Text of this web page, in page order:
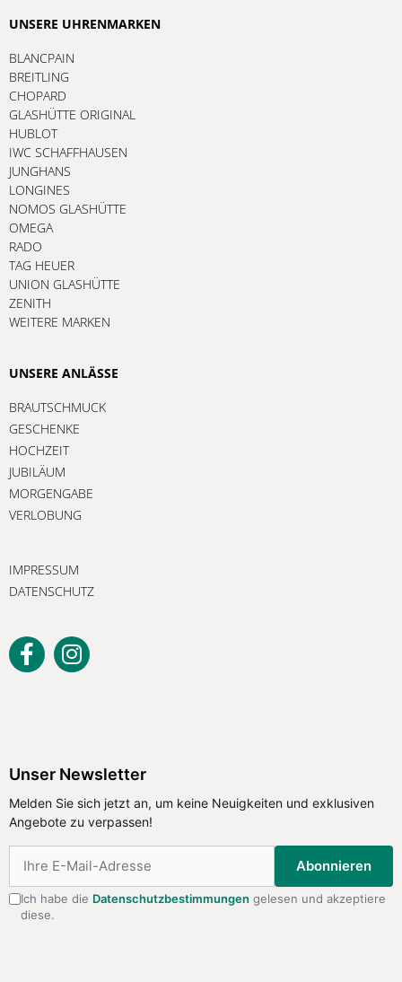
UNSERE UHRENMARKEN
BLANCPAIN
BREITLING
CHOPARD
GLASHÜTTE ORIGINAL
HUBLOT
IWC SCHAFFHAUSEN
JUNGHANS
LONGINES
NOMOS GLASHÜTTE
OMEGA
RADO
TAG HEUER
UNION GLASHÜTTE
ZENITH
WEITERE MARKEN
UNSERE ANLÄSSE
BRAUTSCHMUCK
GESCHENKE
HOCHZEIT
JUBILÄUM
MORGENGABE
VERLOBUNG
IMPRESSUM
DATENSCHUTZ
Unser Newsletter
Melden Sie sich jetzt an, um keine Neuigkeiten und exklusiven
Angebote zu verpassen!
Abonnieren
Ich habe die Datenschutzbestimmungen gelesen und akzeptiere
diese.
zu verpassen!
Abonnieren